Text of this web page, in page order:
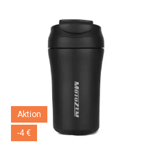
Aktion
-4 €